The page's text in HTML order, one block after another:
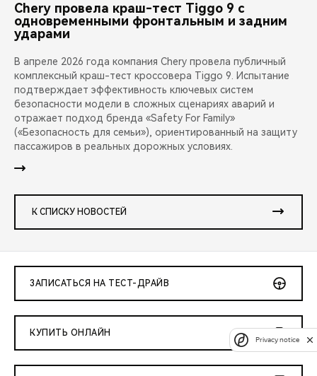
Chery провела краш-тест Tiggo 9 с
одновременными фронтальным и задним
ударами
В апреле 2026 года компания Chery провела публичный
комплексный краш-тест кроссовера Tiggo 9. Испытание
подтверждает эффективность ключевых систем
безопасности модели в сложных сценариях аварий и
отражает подход бренда «Safety For Family»
(«Безопасность для семьи»), ориентированный на защиту
пассажиров в реальных дорожных условиях.
К СПИСКУ НОВОСТЕЙ
ЗАПИСАТЬСЯ НА ТЕСТ-ДРАЙВ
КУПИТЬ ОНЛАЙН
Privacy notice